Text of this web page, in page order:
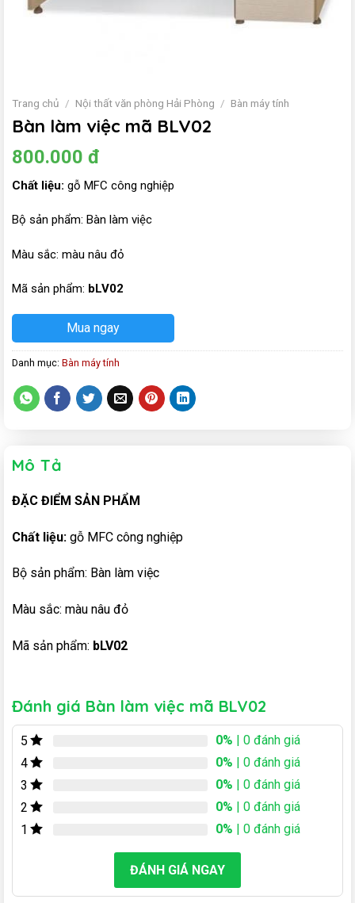
Trang chủ / Nội thất văn phòng Hải Phòng / Bàn máy tính
Bàn làm việc mã BLV02
800.000 đ
Chất liệu: gỗ MFC công nghiệp
Bộ sản phẩm: Bàn làm việc
Màu sắc: màu nâu đỏ
Mã sản phẩm: bLV02
Mua ngay
Danh mục: Bàn máy tính
Mô Tả
ĐẶC ĐIỂM SẢN PHẨM
Chất liệu: gỗ MFC công nghiệp
Bộ sản phẩm: Bàn làm việc
Màu sắc: màu nâu đỏ
Mã sản phẩm: bLV02
Đánh giá Bàn làm việc mã BLV02
5 0% | 0 đánh giá
4
0% | 0 đánh giá
3
0% | 0 đánh giá
2
0% | 0 đánh giá
1
0% | 0 đánh giá
ĐÁNH GIÁ NGAY